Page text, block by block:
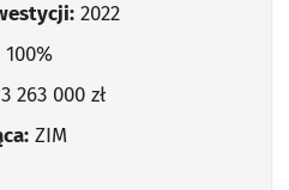
2022
100%
3 263 000 zł
ZIM